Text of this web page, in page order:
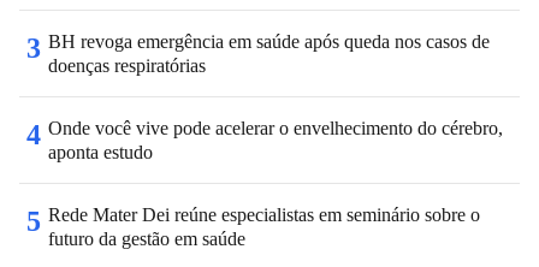
3 BH revoga emergência em saúde após queda nos casos de
doenças respiratórias
4 Onde você vive pode acelerar o envelhecimento do cérebro,
aponta estudo
5 Rede Mater Dei reúne especialistas em seminário sobre o
futuro da gestão em saúde